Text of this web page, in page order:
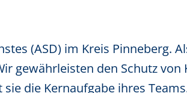
(ASD) im Kreis Pinneberg.
gewährleisten den Schutz von
die Kernaufgabe ihres